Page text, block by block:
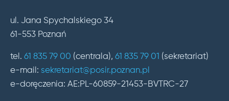
ul. Jana Spychalskiego 34
61-553 Poznań
tel. 61 835 79 00 (centrala), 61 835 79 01 (sekretariat)
e-mail: sekretariat@posir.poznan.pl
e-doręczenia: AE:PL-60859-21453-BVTRC-27